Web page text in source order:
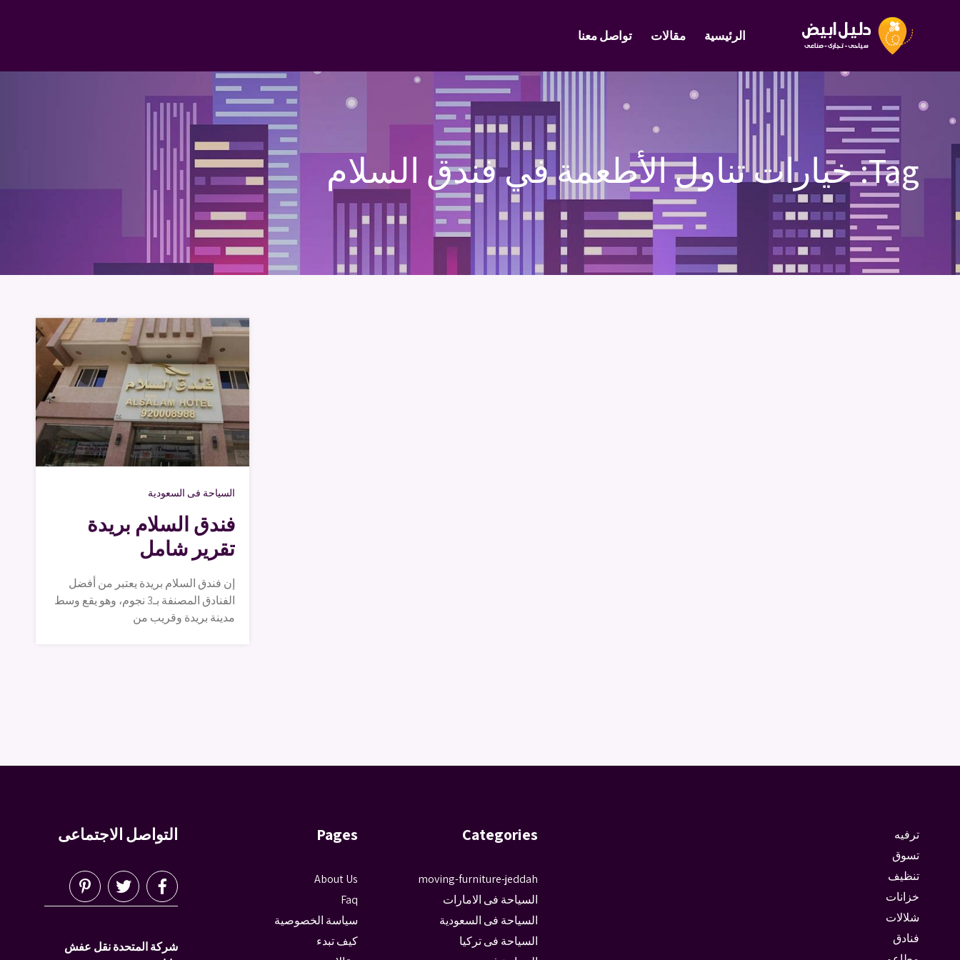
الرئيسية مقالات تواصل معنا
Tag: خيارات تناول الأطعمة في فندق السلام
السياحة فى السعودية
فندق السلام بريدة
تقرير شامل
إن فندق السلام بريدة يعتبر من أفضل
الفنادق المصنفة بـ3 نجوم، وهو يقع وسط
مدينة بريدة وقريب من
ترفيه
تسوق
تنظيف
خزانات
شلالات
فنادق
Categories
moving-furniture-jeddah
السياحة فى الامارات
السياحة فى السعودية
السياحة فى تركيا
Pages
About Us
Faq
سياسة الخصوصية
كيف تبدء
التواصل الاجتماعى
شركة المتحدة نقل عفش